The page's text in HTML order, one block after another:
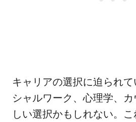
キャリアの選択に迫られ
シャルワーク、心理学、
しい選択かもしれない。